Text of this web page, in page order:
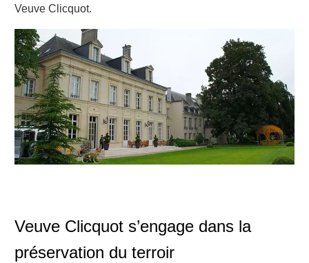
Veuve Clicquot.
Veuve Clicquot s’engage dans la
préservation du terroir